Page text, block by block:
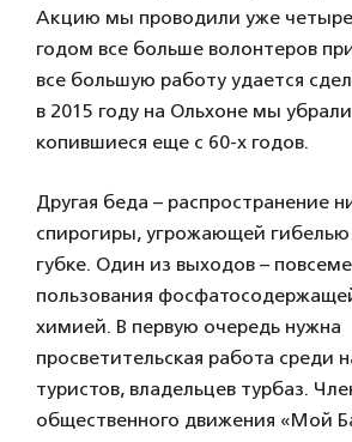
Акцию мы проводили уже
годом все больше волонтеров
все большую работу удается
в 2015 году на Ольхоне мы
копившиеся еще с 60-х годов.
Другая беда – распространение
спирогиры, угрожающей гибелью
губке. Один из выходов –
пользования
химией. В первую очередь нужна
просветительская работа среди
туристов, владельцев турбаз.
общественного движения «Мой